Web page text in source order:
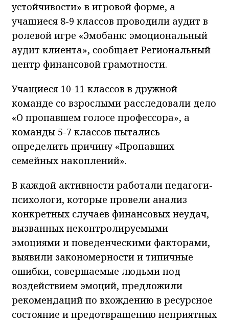
устойчивости» в игровой форме, а
учащиеся 8-9 классов проводили аудит в
ролевой игре «Эмобанк: эмоциональный
аудит клиента», сообщает Региональный
центр финансовой грамотности.
Учащиеся 10-11 классов в дружной
команде со взрослыми расследовали дело
«О пропавшем голосе профессора», а
команды 5-7 классов пытались
определить причину «Пропавших
семейных накоплений».
В каждой активности работали педагоги-
психологи, которые провели анализ
конкретных случаев финансовых неудач,
вызванных неконтролируемыми
эмоциями и поведенческими факторами,
выявили закономерности и типичные
ошибки, совершаемые людьми под
воздействием эмоций, предложили
рекомендаций по вхождению в ресурсное
состояние и предотвращению неприятных